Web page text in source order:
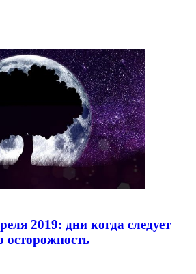
2019: дни когда следует
осторожность